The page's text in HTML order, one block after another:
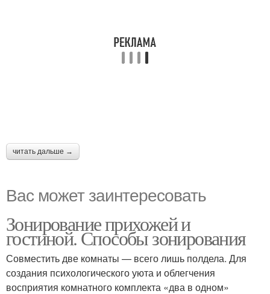
читать дальше →
Вас может заинтересовать
Зонирование прихожей и
гостиной. Способы зонирования
Совместить две комнаты — всего лишь полдела. Для
создания психологического уюта и облегчения
восприятия комнатного комплекта «два в одном»